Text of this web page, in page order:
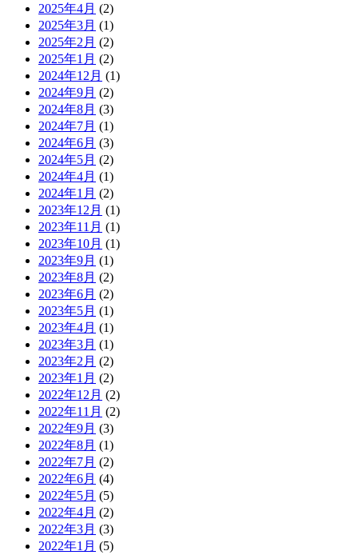
2025年4月 (2)
2025年3月 (1)
2025年2月 (2)
2025年1月 (2)
2024年12月 (1)
2024年9月 (2)
2024年8月 (3)
2024年7月 (1)
2024年6月 (3)
2024年5月 (2)
2024年4月 (1)
2024年1月 (2)
2023年12月 (1)
2023年11月 (1)
2023年10月 (1)
2023年9月 (1)
2023年8月 (2)
2023年6月 (2)
2023年5月 (1)
2023年4月 (1)
2023年3月 (1)
2023年2月 (2)
2023年1月 (2)
2022年12月 (2)
2022年11月 (2)
2022年9月 (3)
2022年8月 (1)
2022年7月 (2)
2022年6月 (4)
2022年5月 (5)
2022年4月 (2)
2022年3月 (3)
2022年1月 (5)